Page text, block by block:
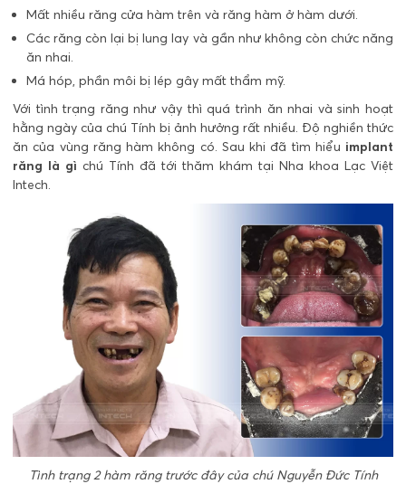
Mất nhiều răng cửa hàm trên và răng hàm ở hàm dưới.
Các răng còn lại bị lung lay và gần như không còn chức năng
ăn nhai.
Má hóp, phần môi bị lép gây mất thẩm mỹ.
Với tình trạng răng như vậy thì quá trình ăn nhai và sinh hoạt
hằng ngày của chú Tính bị ảnh hưởng rất nhiều. Độ nghiền thức
ăn của vùng răng hàm không có. Sau khi đã tìm hiểu implant
răng là gì chú Tính đã tới thăm khám tại Nha khoa Lạc Việt
Intech.
Tình trạng 2 hàm răng trước đây của chú Nguyễn Đức Tính